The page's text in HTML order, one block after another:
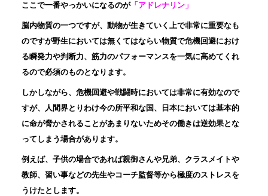
ここで一番やっかいになるのが「アドレナリン」
脳内物質の一つですが、動物が生きていく上で非常に重要なも
のですが野生においては無くてはならい物質で危機回避におけ
る瞬発力や判断力、筋力のパフォーマンスを一気に高めてくれ
るので必須のものとなります。
しかしながら、危機回避や戦闘時においては非常に有効なので
すが、人間界とりわけ今の所平和な国、日本においては基本的
に命が脅かされることがあまりないためその働きは逆効果とな
ってしまう場合があります。
例えば、子供の場合であれば親御さんや兄弟、クラスメイトや
教師、習い事などの先生やコーチ監督等から極度のストレスを
うけたとします。